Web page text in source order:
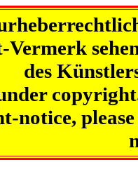
des
notice,